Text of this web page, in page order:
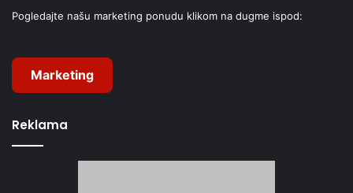
Pogledajte našu marketing ponudu klikom na dugme ispod:
Marketing
Reklama